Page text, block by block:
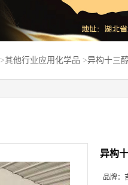
>其他行业应用化学品 >异构十三
异构
品牌：